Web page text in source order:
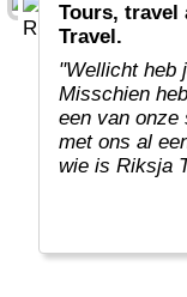
Tours, travel
Travel.
"Wellicht heb
Misschien
een van onze
met ons al
wie is Riksja
eigenwijze
lading
enthousiaste